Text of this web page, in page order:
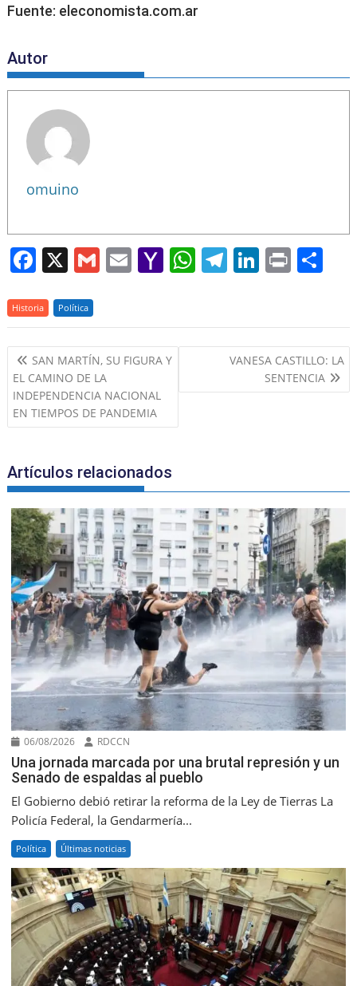
Fuente: eleconomista.com.ar
Autor
omuino
F
c
e
b
o
o
k
X G
l
E
l
Y
o
o
M
l
W
s
p
T
gr
a
m
Li
e
dI
n
Pr
e
Historia Política
Navegación
de
entradas
SAN MARTÍN, SU FIGURA Y
EL CAMINO DE LA
INDEPENDENCIA NACIONAL
EN TIEMPOS DE PANDEMIA
VANESA CASTILLO: LA
SENTENCIA
Artículos relacionados
06/08/2026 RDCCN
Una jornada marcada por una brutal represión y un
Senado de espaldas al pueblo
El Gobierno debió retirar la reforma de la Ley de Tierras La
Policía Federal, la Gendarmería...
Política Últimas noticias